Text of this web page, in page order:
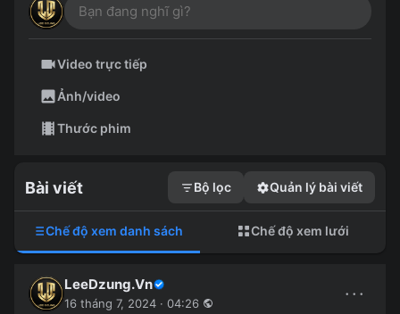
Video trực tiếp
Ảnh/video
Thước phim
Bài viết Bộ lọc Quản lý bài viết
Chế độ xem danh sách Chế độ xem lưới
LeeDzung.Vn
16 tháng 7, 2024 · 04:26 ···